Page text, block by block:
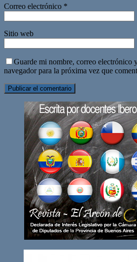
Correo electrónico *
Sitio web
Guarde mi nombre, correo electrónico
navegador para la próxima vez que